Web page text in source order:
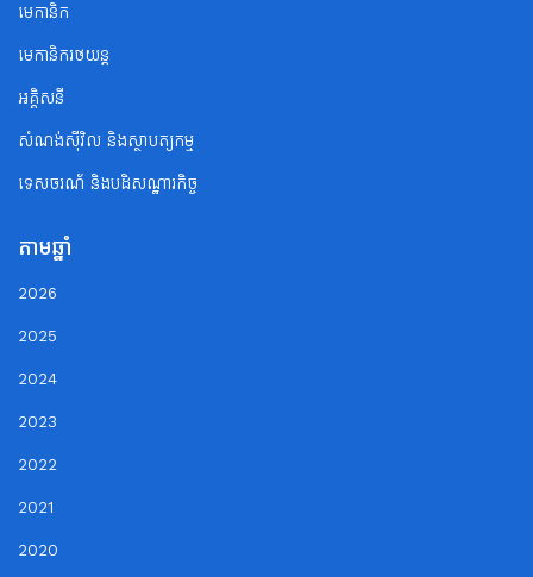
មេកានិក
មេកានិករថយន្ត
អគ្គិសនី
សំណង់ស៊ីវិល និងស្ថាបត្យកម្ម
ទេសចរណ័ និងបដិសណ្ឋារកិច្ច
តាមឆ្នាំ
2026
2025
2024
2023
2022
2021
2020